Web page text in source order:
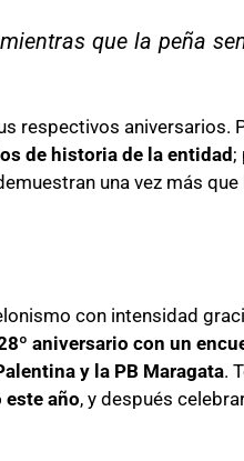
que la peña
respectivos aniversarios.
de historia de la entidad;
una vez más que
con intensidad
aniversario con un
y la PB Maragata.
año, y después